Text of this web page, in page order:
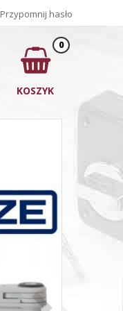
Przypomnij hasło
0
KOSZYK